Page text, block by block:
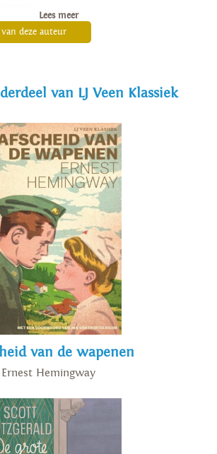
Lees meer
deze auteur
van LJ Veen Klassiek
van de wapenen
Ernest Hemingway